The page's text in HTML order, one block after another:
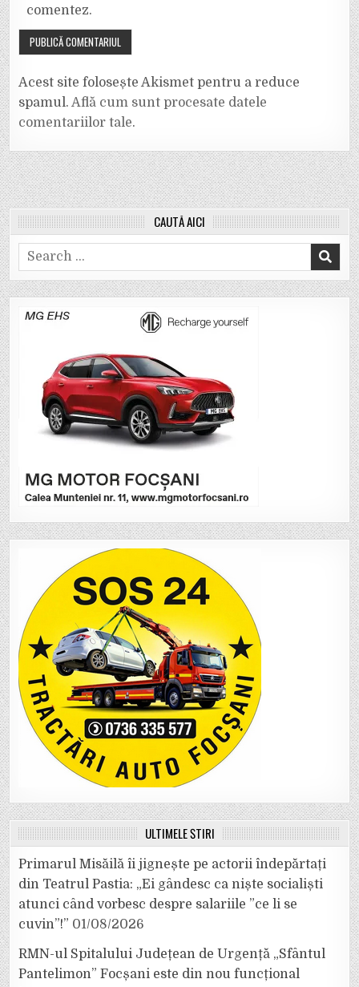
comentez.
Acest site folosește Akismet pentru a reduce
spamul.Află cum sunt procesate datele
comentariilor tale.
CAUTĂ AICI
Search
for:
ULTIMELE ȘTIRI
Primarul Misăilă îi jignește pe actorii îndepărtați
din Teatrul Pastia: „Ei gândesc ca niște socialiști
atunci când vorbesc despre salariile ”ce li se
cuvin”!” 01/08/2026
RMN-ul Spitalului Județean de Urgență „Sfântul
Pantelimon” Focșani este din nou funcțional